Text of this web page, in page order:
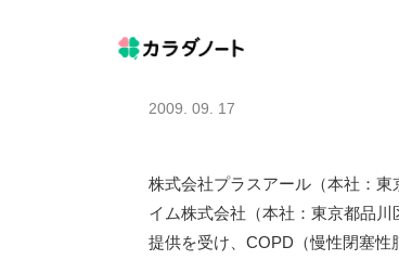
2009. 09. 17
株式会社プラスアール（本社：
イム株式会社（本社：東京都品
提供を受け、COPD（慢性閉塞性